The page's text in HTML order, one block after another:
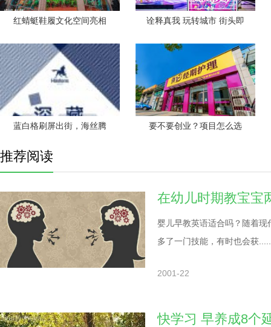
红蜻蜓鞋履文化空间亮相 诠释真我 玩转城市 街头即
蓝白格刷屏出街，海丝腾 要不要创业？项目怎么选
推荐阅读
在幼儿时期教宝宝
婴儿早教英语适合吗？随着
多了一门技能，有时也会获.....
2001-22
快学习 早养成8个